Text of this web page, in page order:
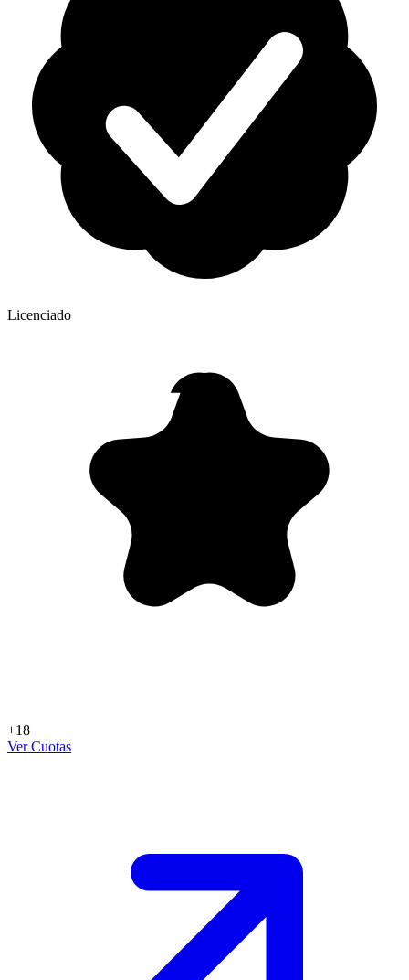
Licenciado
+18
Ver Cuotas